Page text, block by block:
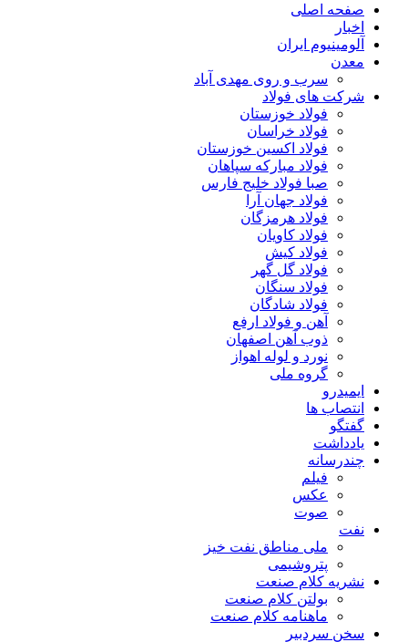
صفحه اصلی
اخبار
آلومینیوم ایران
معدن
سرب و روی مهدی آباد
شرکت های فولاد
فولاد خوزستان
فولاد خراسان
فولاد اکسین خوزستان
فولاد مبارکه سپاهان
صبا فولاد خلیج فارس
فولاد جهان آرا
فولاد هرمزگان
فولاد کاویان
فولاد کیش
فولاد گل گهر
فولاد سنگان
فولاد شادگان
آهن و فولاد ارفع
ذوب آهن اصفهان
نورد و لوله اهواز
گروه ملی
ایمیدرو
انتصاب ها
گفتگو
یادداشت
چندرسانه
فیلم
عکس
صوت
نفت
ملی مناطق نفت خیز
پتروشیمی
نشریه کلام صنعت
بولتن کلام صنعت
ماهنامه کلام صنعت
سخن سردبیر